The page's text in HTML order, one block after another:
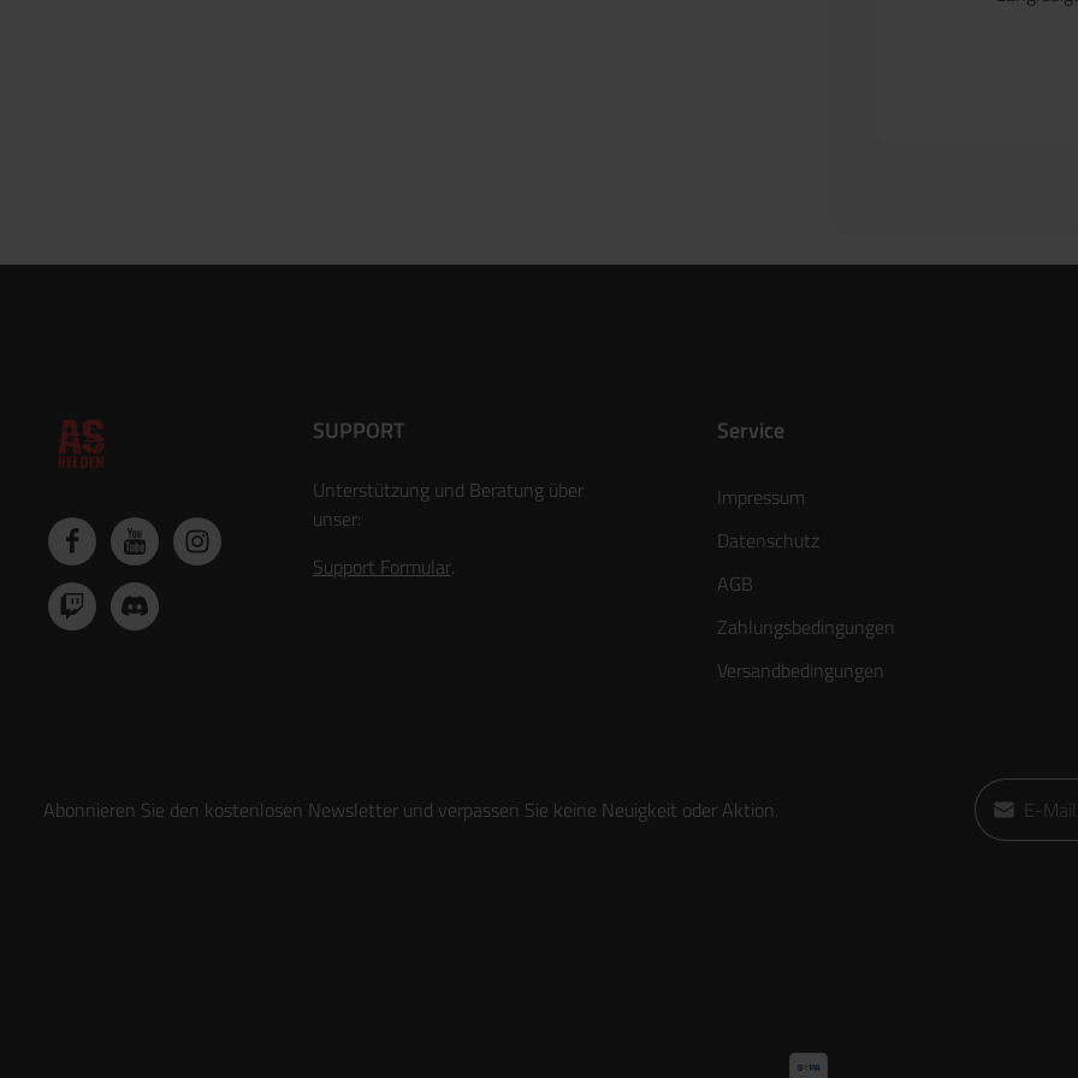
Abonnieren Sie den kostenlosen Newsletter und verpassen Sie keine Neuigkeit oder Aktion.
E-Mail-
SUPPORT
Unterstützung und Beratung über
unser:
Support Formular.
Service
Impressum
Datenschutz
AGB
Zahlungsbedingungen
Versandbedingungen